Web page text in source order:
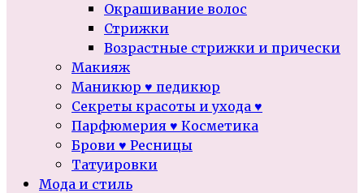
Окрашивание волос
Стрижки
Возрастные стрижки и прически
Макияж
Маникюр ♥ педикюр
Секреты красоты и ухода ♥
Парфюмерия ♥ Косметика
Брови ♥ Ресницы
Татуировки
Мода и стиль